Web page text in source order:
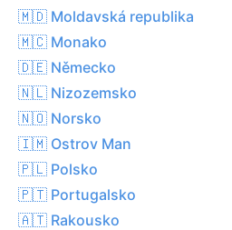
🇲🇩 Moldavská republika
🇲🇨 Monako
🇩🇪 Německo
🇳🇱 Nizozemsko
🇳🇴 Norsko
🇮🇲 Ostrov Man
🇵🇱 Polsko
🇵🇹 Portugalsko
🇦🇹 Rakousko